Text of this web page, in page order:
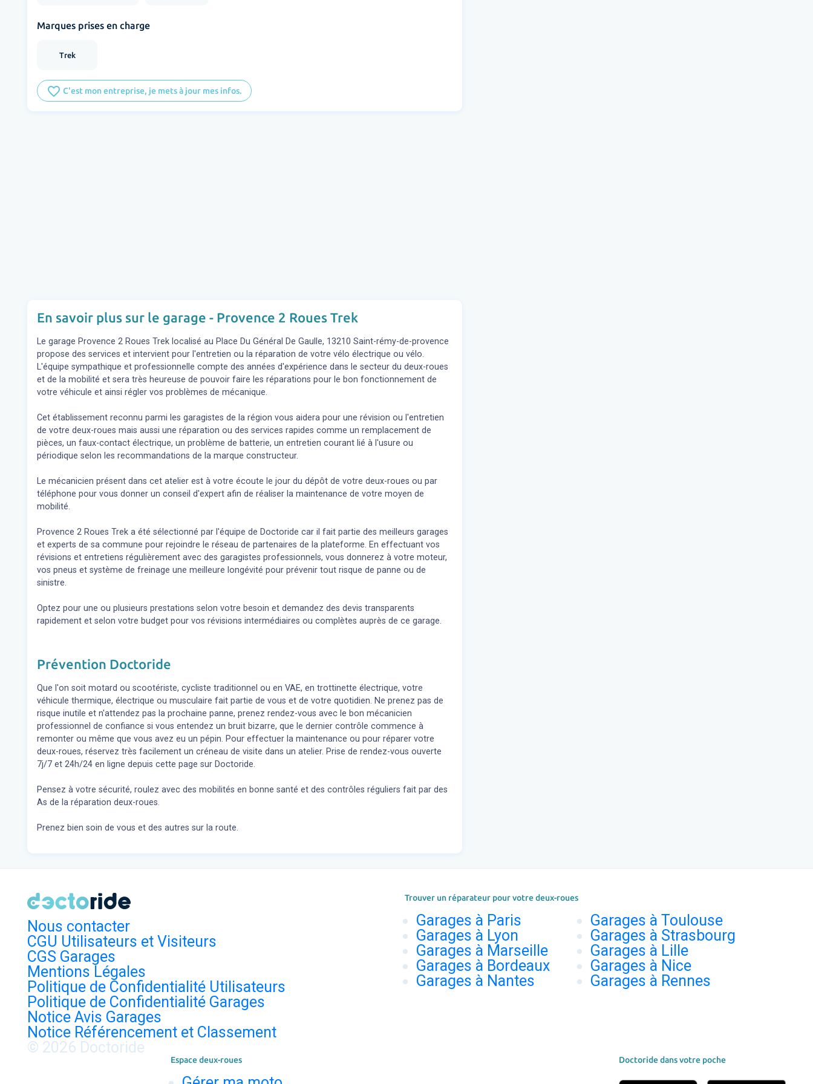
Marques prises en charge
Trek
favorite_border C'est mon entreprise, je mets à jour mes infos.
En savoir plus sur le garage - Provence 2 Roues Trek
Le garage Provence 2 Roues Trek localisé au Place Du Général De Gaulle, 13210 Saint-rémy-de-provence
propose des services et intervient pour l'entretien ou la réparation de votre vélo électrique ou vélo.
L'équipe sympathique et professionnelle compte des années d'expérience dans le secteur du deux-roues
et de la mobilité et sera très heureuse de pouvoir faire les réparations pour le bon fonctionnement de
votre véhicule et ainsi régler vos problèmes de mécanique.
Cet établissement reconnu parmi les garagistes de la région vous aidera pour une révision ou l'entretien
de votre deux-roues mais aussi une réparation ou des services rapides comme un remplacement de
pièces, un faux-contact électrique, un problème de batterie, un entretien courant lié à l'usure ou
périodique selon les recommandations de la marque constructeur.
Le mécanicien présent dans cet atelier est à votre écoute le jour du dépôt de votre deux-roues ou par
téléphone pour vous donner un conseil d'expert afin de réaliser la maintenance de votre moyen de
mobilité.
Provence 2 Roues Trek a été sélectionné par l'équipe de Doctoride car il fait partie des meilleurs garages
et experts de sa commune pour rejoindre le réseau de partenaires de la plateforme. En effectuant vos
révisions et entretiens régulièrement avec des garagistes professionnels, vous donnerez à votre moteur,
vos pneus et système de freinage une meilleure longévité pour prévenir tout risque de panne ou de
sinistre.
Optez pour une ou plusieurs prestations selon votre besoin et demandez des devis transparents
rapidement et selon votre budget pour vos révisions intermédiaires ou complètes auprès de ce garage.
Prévention Doctoride
Que l'on soit motard ou scootériste, cycliste traditionnel ou en VAE, en trottinette électrique, votre
véhicule thermique, électrique ou musculaire fait partie de vous et de votre quotidien. Ne prenez pas de
risque inutile et n'attendez pas la prochaine panne, prenez rendez-vous avec le bon mécanicien
professionnel de confiance si vous entendez un bruit bizarre, que le dernier contrôle commence à
remonter ou même que vous avez eu un pépin. Pour effectuer la maintenance ou pour réparer votre
deux-roues, réservez très facilement un créneau de visite dans un atelier. Prise de rendez-vous ouverte
7j/7 et 24h/24 en ligne depuis cette page sur Doctoride.
Pensez à votre sécurité, roulez avec des mobilités en bonne santé et des contrôles réguliers fait par des
As de la réparation deux-roues.
Prenez bien soin de vous et des autres sur la route.
Nous contacter
CGU Utilisateurs et Visiteurs
CGS Garages
Mentions Légales
Politique de Confidentialité Utilisateurs
Politique de Confidentialité Garages
Notice Avis Garages
Notice Référencement et Classement
© 2026 Doctoride
Trouver un réparateur pour votre deux-roues
Garages à Paris
Garages à Lyon
Garages à Marseille
Garages à Bordeaux
Garages à Nantes
Garages à Toulouse
Garages à Strasbourg
Garages à Lille
Garages à Nice
Garages à Rennes
Espace deux-roues Doctoride dans votre poche